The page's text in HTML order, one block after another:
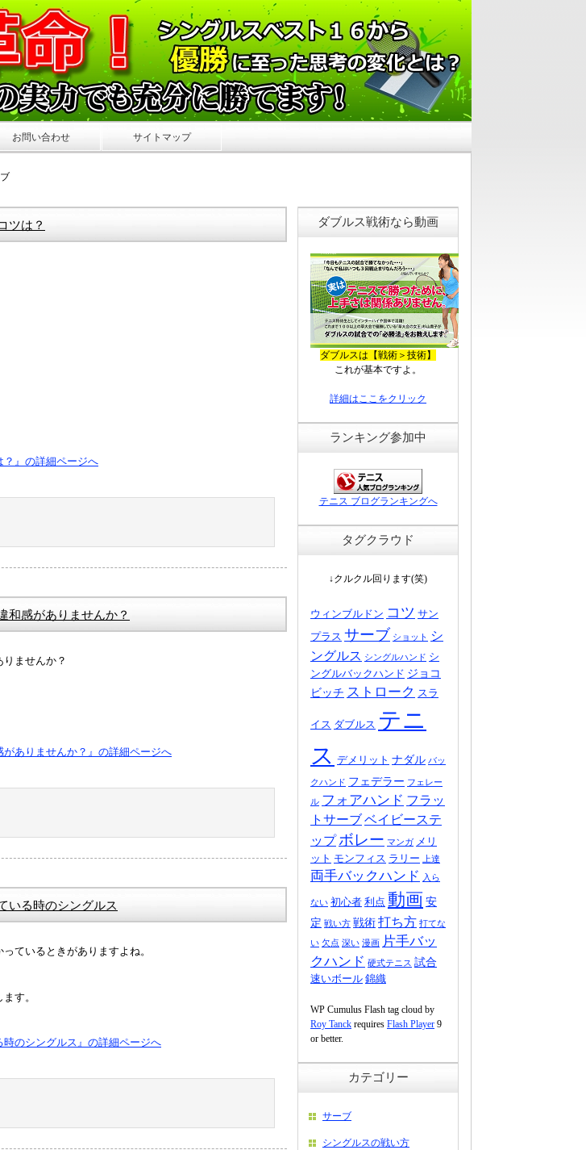
ツは？
』の詳細ページへ
和感がありませんか？
ませんか？
ありませんか？』の詳細ページへ
いる時のシングルス
ているときがありますよね。
す。
のシングルス』の詳細ページへ
ダブルス戦術なら動画
ダブルスは【戦術＞技術】
これが基本ですよ。
詳細はここをクリック
ランキング参加中
テニス ブログランキングへ
タグクラウド
↓クルクル回ります(笑)
ウィンブルドン コツ サン
プラス サーブ ショット
シ
ングルス シングルハンド シ
ングルバックハンド ジョコ
ビッチ ストローク スラ
イス ダブルス テニ
ス デメリット ナダル バッ
クハンド フェデラー フェレー
ル フォアハンド フラッ
トサーブベイビーステ
ップ ボレー マンガ メリ
ット モンフィス ラリー 上達
両手バックハンド 入ら
ない 初心者 利点 動画 安
定 戦い方 戦術打ち方 打てな
い 欠点 深い 漫画 片手バッ
クハンド 硬式テニス 試合
速いボール 錦織
WP Cumulus Flash tag cloud by
Roy Tanck requires Flash Player 9
or better.
カテゴリー
サーブ
シングルスの戦い方
お問い合わせ サイトマップ